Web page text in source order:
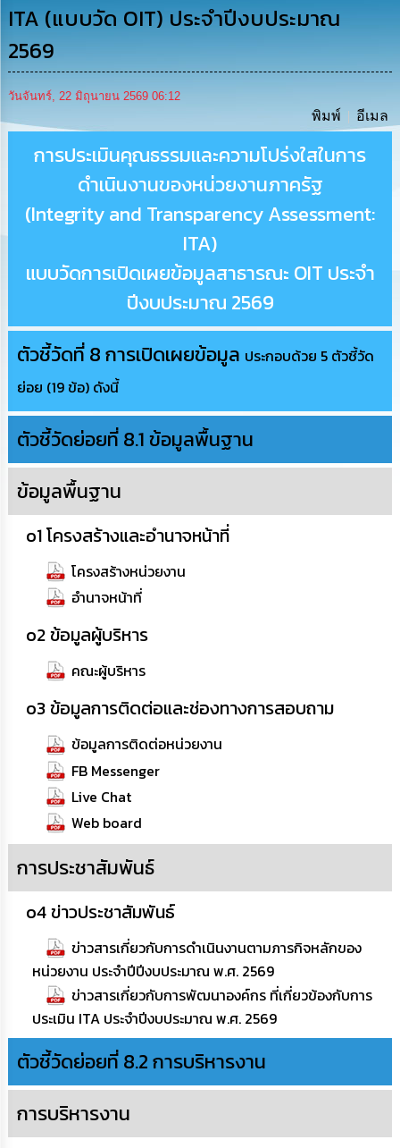
ดำเนิน
งาน
การ
ให้
บริการ
แผนการ
งบ
ประมาณ
และ
พัฒนา
ทรัพยากร
บุคคล
การ
จัด
จัด
จ้าง
การ
การ
คลัง
แผนการ
ป้องกัน
การ
ทุจริต
ดำเนิน
การ
เพื่อ
ป้องกัน
การ
ทุจริต
มาตรการ
ป้องกัน
การ
ทุจริต
การ
ส่ง
เสริม
ความ
โปร่งใส
ท้อง
ถิ่น
ของ
เรา
ITA (แบบวัด OIT) ประจำปีงบประมาณ
2569
วันจันทร์, 22 มิถุนายน 2569 06:12
พิมพ์ อีเมล
การประเมินคุณธรรมและความโปร่งใสในการ
ดำเนินงานของหน่วยงานภาครัฐ
(Integrity and Transparency Assessment:
ITA)
แบบวัดการเปิดเผยข้อมูลสาธารณะ OIT ประจำ
ปีงบประมาณ 2569
ตัวชี้วัดที่ 8 การเปิดเผยข้อมูล ประกอบด้วย 5 ตัวชี้วัด
ย่อย (19 ข้อ) ดังนี้
ตัวชี้วัดย่อยที่ 8.1 ข้อมูลพื้นฐาน
ข้อมูลพื้นฐาน
o1 โครงสร้างและอำนาจหน้าที่
โครงสร้างหน่วยงาน
อำนาจหน้าที่
o2 ข้อมูลผู้บริหาร
คณะผู้บริหาร
o3 ข้อมูลการติดต่อและช่องทางการสอบถาม
ข้อมูลการติดต่อหน่วยงาน
FB Messenger
Live Chat
Web board
การประชาสัมพันธ์
o4 ข่าวประชาสัมพันธ์
ข่าวสารเกี่ยวกับการดำเนินงานตามภารกิจหลักของ
หน่วยงาน ประจำปีปีงบประมาณ พ.ศ. 2569
ข่าวสารเกี่ยวกับการพัฒนาองค์กร ที่เกี่ยวข้องกับการ
ประเมิน ITA ประจำปีงบประมาณ พ.ศ. 2569
ตัวชี้วัดย่อยที่ 8.2 การบริหารงาน
การบริหารงาน